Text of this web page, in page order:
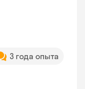
3 года опыта